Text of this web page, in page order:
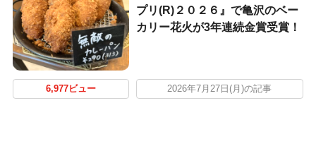
プリ(R)２０２６』で亀沢のベー
カリー花火が3年連続金賞受賞！
6,977ビュー 2026年7月27日(月)の記事